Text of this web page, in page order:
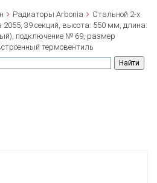
Радиаторы Arbonia
Стальной 2-х
39 секций, высота: 550 мм, длина:
подключение № 69, размер
термовентиль